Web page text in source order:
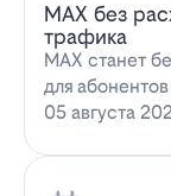
MAX без
трафика
MAX станет
для
2026 года
05 августа